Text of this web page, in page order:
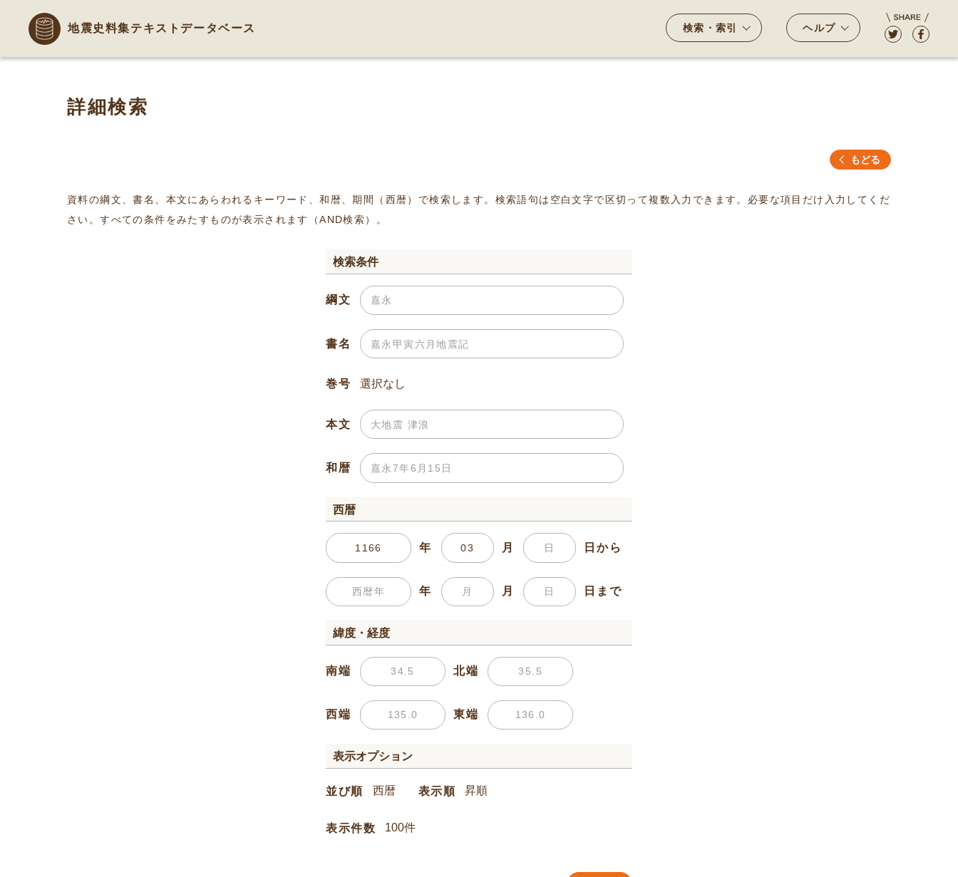
地震史料集テキストデータベース 検索・索引 ヘルプ
詳細検索
もどる
資料の綱文、書名、本文にあらわれるキーワード、和暦、期間（西暦）で検索します。検索語句は空白文字で区切って複数入力できます。必要な項目だけ入力してくだ
さい。すべての条件をみたすものが表示されます（AND検索）。
検索条件
綱文
書名
巻号
本文
和暦
西暦
年 月 日から
年 月 日まで
緯度・経度
南端 北端
西端 東端
表示オプション
並び順 表示順
表示件数